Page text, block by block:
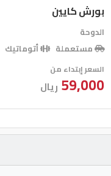
بورش كايين
الدوحة
مستعملة
أتوماتيك
السعر إبتداء من
59,000 ريال